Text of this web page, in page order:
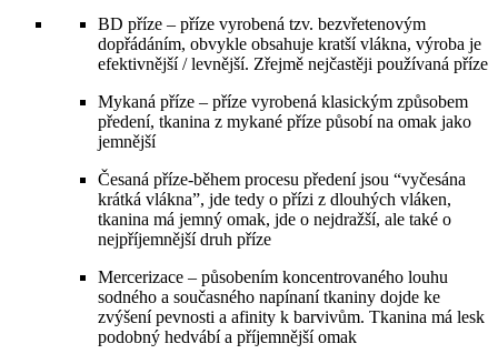
BD příze – příze vyrobená tzv. bezvřetenovým
dopřádáním, obvykle obsahuje kratší vlákna, výroba je
efektivnější / levnější. Zřejmě nejčastěji používaná příze
Mykaná příze – příze vyrobená klasickým způsobem
předení, tkanina z mykané příze působí na omak jako
jemnější
Česaná příze-během procesu předení jsou “vyčesána
krátká vlákna”, jde tedy o přízi z dlouhých vláken,
tkanina má jemný omak, jde o nejdražší, ale také o
nejpříjemnější druh příze
Mercerizace – působením koncentrovaného louhu
sodného a současného napínaní tkaniny dojde ke
zvýšení pevnosti a afinity k barvivům. Tkanina má lesk
podobný hedvábí a příjemnější omak